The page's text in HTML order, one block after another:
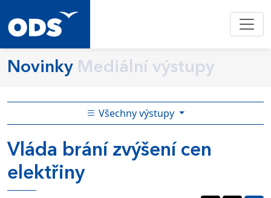
Novinky Mediální výstupy
Všechny výstupy
Vláda brání zvýšení cen
elektřiny